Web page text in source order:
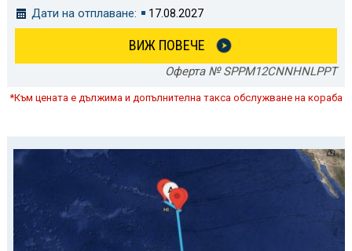
Дати на отплаване:
17.08.2027
ВИЖ ПОВЕЧЕ
Оферта № SPPM12CNNHNLPPT
*Към цената е дължима и допълнителна такса обслужване на кораба